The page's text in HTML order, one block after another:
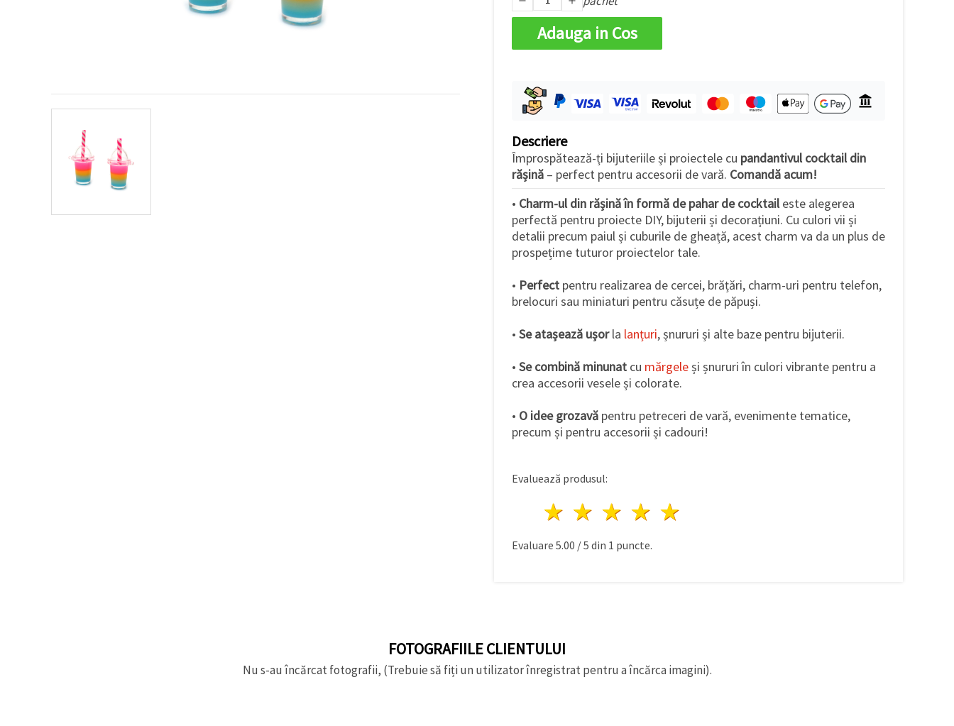
Adauga in Cos
Descriere
Împrospătează-ți bijuteriile și proiectele cu pandantivul cocktail din
rășină – perfect pentru accesorii de vară. Comandă acum!
• Charm-ul din rășină în formă de pahar de cocktail este alegerea
perfectă pentru proiecte DIY, bijuterii și decorațiuni. Cu culori vii și
detalii precum paiul și cuburile de gheață, acest charm va da un plus de
prospețime tuturor proiectelor tale.
• Perfect pentru realizarea de cercei, brățări, charm-uri pentru telefon,
brelocuri sau miniaturi pentru căsuțe de păpuși.
• Se atașează ușorla lanțuri, șnururi și alte baze pentru bijuterii.
• Se combină minunat cu mărgeleși șnururi în culori vibrante pentru a
crea accesorii vesele și colorate.
• O idee grozavă pentru petreceri de vară, evenimente tematice,
precum și pentru accesorii și cadouri!
Evaluează produsul:
4 stele
3 stele
2 stele
1 stea
Evaluare 5.00 /5 din 1 puncte.
FOTOGRAFIILE CLIENTULUI
Nu s-au încărcat fotografii, (Trebuie să fiți un utilizator înregistrat pentru a încărca imagini).